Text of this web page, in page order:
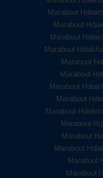
Marabout
Marabout
Marabout
Marabout
Marabout
Marabout
Marabout
Marabout
Marabout
Marabout
Marabout
Marabout
Marabout
Marabout